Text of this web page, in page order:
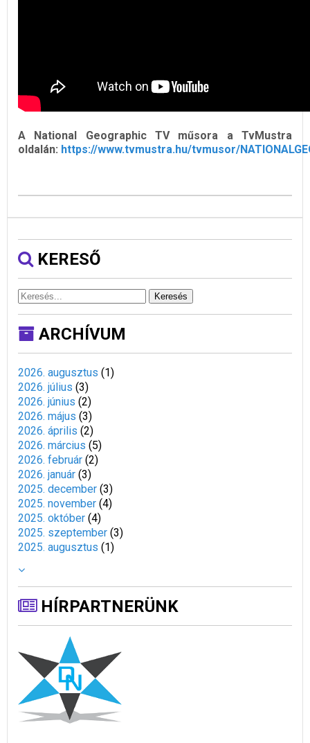
A National Geographic TV műsora a TvMustra
oldalán: https://www.tvmustra.hu/tvmusor/
KERESŐ
Keresés
ARCHÍVUM
2026. augusztus (1)
2026. július (3)
2026. június (2)
2026. május (3)
2026. április (2)
2026. március (5)
2026. február (2)
2026. január (3)
2025. december (3)
2025. november (4)
2025. október (4)
2025. szeptember (3)
2025. augusztus (1)
HÍRPARTNERÜNK